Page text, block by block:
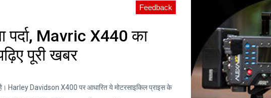
Feedback
पर्दा, Mavric X440 का
पूरी खबर
Harley Davidson X400 पर आधारित ये मोटरसाइकिल प्राइस के